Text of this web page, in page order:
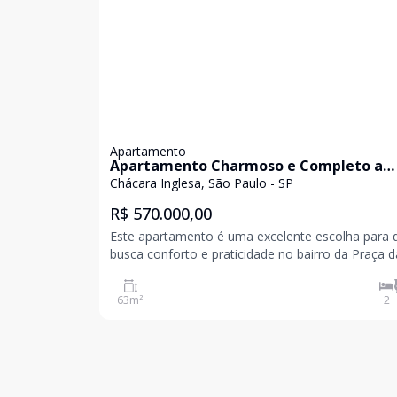
Apartamento
Apartamento Charmoso e Completo a
Poucos Passos do Metrô na Praça da
Chácara Inglesa, São Paulo - SP
R$ 570.000,00
Este apartamento é uma excelente escolha para
busca conforto e praticidade no bairro da Praça
dois quartos, ideal para famílias ou quem deseja
espaço extra para escritório ou visitas. São dois
63m² 2